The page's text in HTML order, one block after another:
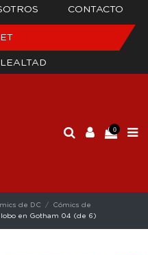
CONTACTO
0
de DC
Cómics de
lobo en Gotham 04 (de 6)